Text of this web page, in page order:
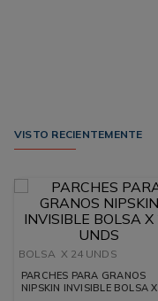
VISTO RECIENTEMENTE
BOLSA X 24 UNDS
PARCHES PARA GRANOS
NIPSKIN INVISIBLE BOLSA X